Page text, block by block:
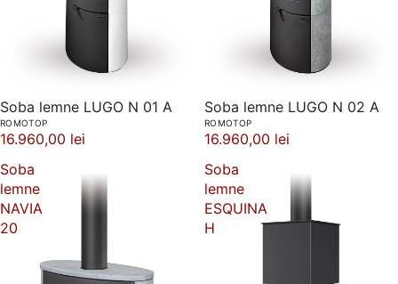
Soba lemne LUGO N 01 A
ROMOTOP
16.960,00 lei
Soba lemne LUGO N 02 A
ROMOTOP
16.960,00 lei
Soba
lemne
NAVIA
20
Soba
lemne
ESQUINA
H